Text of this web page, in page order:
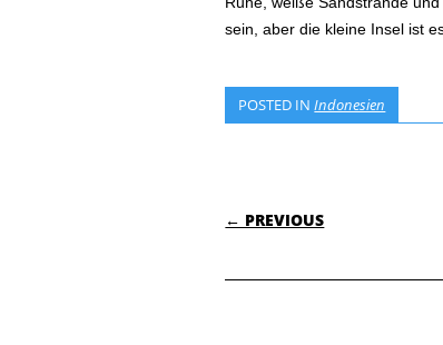
sein, aber die kleine Insel ist
POSTED INIndonesien
POST
← PREVIOUS